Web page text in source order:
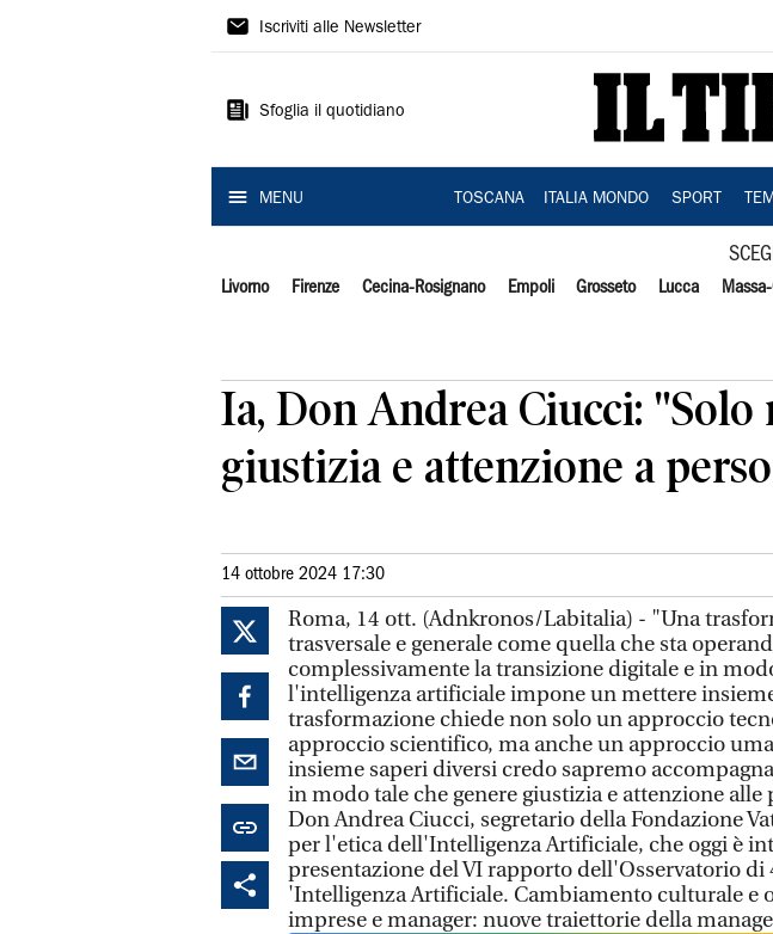
Il
Iscriviti alle Newsletter
Sfoglia il quotidiano
MENU TOSCANA ITALIA MONDO SPORT
Livorno Firenze Cecina-Rosignano Empoli Grosseto Lucca
Ia, Don Andrea Ciucci:
giustizia e attenzione a
14 ottobre 2024 17:30
Roma, 14 ott. (Adnkronos/Labitalia) - "Una
trasversale e generale come quella che sta
complessivamente la transizione digitale e in
l'intelligenza artificiale impone un mettere
trasformazione chiede non solo un approccio
approccio scientifico, ma anche un approccio
insieme saperi diversi credo sapremo
in modo tale che genere giustizia e attenzione alle
Don Andrea Ciucci, segretario della Fondazione
per l'etica dell'Intelligenza Artificiale, che oggi è
presentazione del VI rapporto dell'Osservatorio di
'Intelligenza Artificiale. Cambiamento culturale e
imprese e manager: nuove traiettorie della